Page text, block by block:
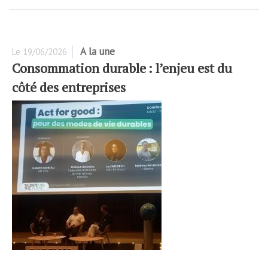
Le 19/06/2026 A la une
Consommation durable : l’enjeu est du
côté des entreprises